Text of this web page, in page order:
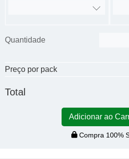
Quantidade
Preço por pack
Total
Adicionar ao
Compra 100%